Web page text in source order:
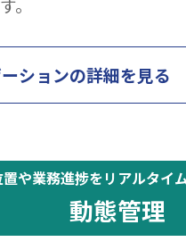
。
ションの詳細を見る
や業務進捗をリアルタイ
動態管理